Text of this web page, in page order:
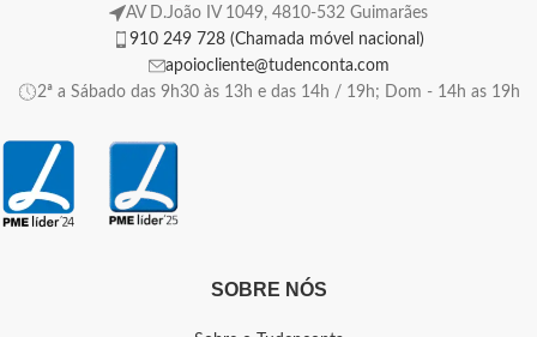
AV D.João IV 1049, 4810-532 Guimarães
910 249 728 (Chamada móvel nacional)
apoiocliente@tudenconta.com
2ª a Sábado das 9h30 às 13h e das 14h / 19h; Dom - 14h as 19h
SOBRE NÓS